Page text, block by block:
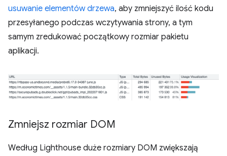
usuwanie elementów drzewa, aby zmniejszyć ilość kodu
przesyłanego podczas wczytywania strony, a tym
samym zredukować początkowy rozmiar pakietu
aplikacji.
Zmniejsz rozmiar DOM
Według Lighthouse duże rozmiary DOM zwiększają